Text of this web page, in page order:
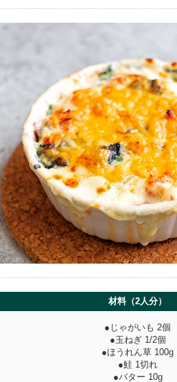
材料（2人分）
●じゃがいも 2個
●玉ねぎ 1/2個
●ほうれん草 100g
●鮭 1切れ
●バター 10g